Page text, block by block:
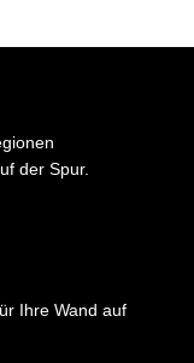
der Spur.
Ihre Wand auf